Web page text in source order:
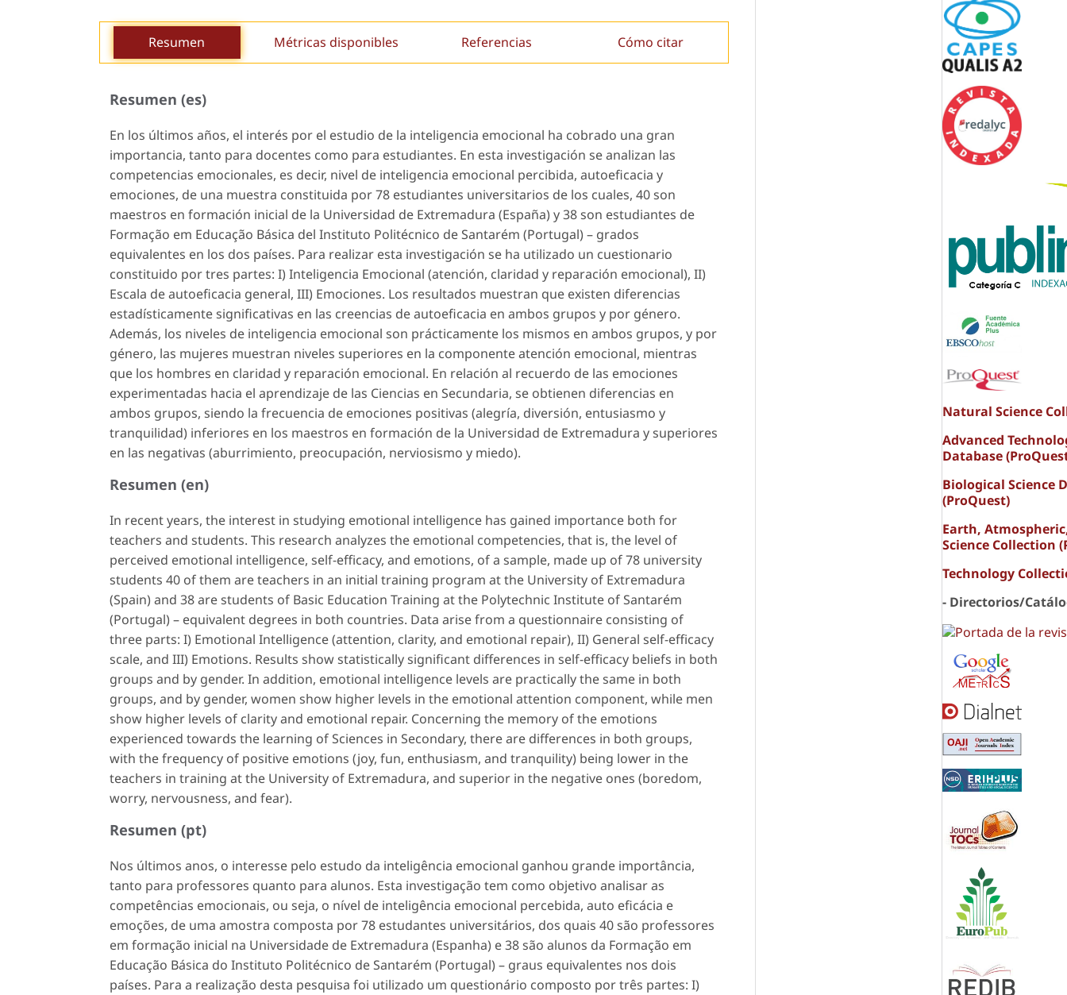
Resumen Métricas disponibles Referencias Cómo citar
Resumen (es)
En los últimos años, el interés por el estudio de la inteligencia emocional ha cobrado una gran
importancia, tanto para docentes como para estudiantes. En esta investigación se analizan las
competencias emocionales, es decir, nivel de inteligencia emocional percibida, autoeficacia y
emociones, de una muestra constituida por 78 estudiantes universitarios de los cuales, 40 son
maestros en formación inicial de la Universidad de Extremadura (España) y 38 son estudiantes de
Formação em Educação Básica del Instituto Politécnico de Santarém (Portugal) – grados
equivalentes en los dos países. Para realizar esta investigación se ha utilizado un cuestionario
constituido por tres partes: I) Inteligencia Emocional (atención, claridad y reparación emocional), II)
Escala de autoeficacia general, III) Emociones. Los resultados muestran que existen diferencias
estadísticamente significativas en las creencias de autoeficacia en ambos grupos y por género.
Además, los niveles de inteligencia emocional son prácticamente los mismos en ambos grupos, y por
género, las mujeres muestran niveles superiores en la componente atención emocional, mientras
que los hombres en claridad y reparación emocional. En relación al recuerdo de las emociones
experimentadas hacia el aprendizaje de las Ciencias en Secundaria, se obtienen diferencias en
ambos grupos, siendo la frecuencia de emociones positivas (alegría, diversión, entusiasmo y
tranquilidad) inferiores en los maestros en formación de la Universidad de Extremadura y superiores
en las negativas (aburrimiento, preocupación, nerviosismo y miedo).
Resumen (en)
In recent years, the interest in studying emotional intelligence has gained importance both for
teachers and students. This research analyzes the emotional competencies, that is, the level of
perceived emotional intelligence, self-efficacy, and emotions, of a sample, made up of 78 university
students 40 of them are teachers in an initial training program at the University of Extremadura
(Spain) and 38 are students of Basic Education Training at the Polytechnic Institute of Santarém
(Portugal) – equivalent degrees in both countries. Data arise from a questionnaire consisting of
three parts: I) Emotional Intelligence (attention, clarity, and emotional repair), II) General self-efficacy
scale, and III) Emotions. Results show statistically significant differences in self-efficacy beliefs in both
groups and by gender. In addition, emotional intelligence levels are practically the same in both
groups, and by gender, women show higher levels in the emotional attention component, while men
show higher levels of clarity and emotional repair. Concerning the memory of the emotions
experienced towards the learning of Sciences in Secondary, there are differences in both groups,
with the frequency of positive emotions (joy, fun, enthusiasm, and tranquility) being lower in the
teachers in training at the University of Extremadura, and superior in the negative ones (boredom,
worry, nervousness, and fear).
Resumen (pt)
Nos últimos anos, o interesse pelo estudo da inteligência emocional ganhou grande importância,
tanto para professores quanto para alunos. Esta investigação tem como objetivo analisar as
competências emocionais, ou seja, o nível de inteligência emocional percebida, auto eficácia e
emoções, de uma amostra composta por 78 estudantes universitários, dos quais 40 são professores
em formação inicial na Universidade de Extremadura (Espanha) e 38 são alunos da Formação em
Educação Básica do Instituto Politécnico de Santarém (Portugal) – graus equivalentes nos dois
países. Para a realização desta pesquisa foi utilizado um questionário composto por três partes: I)
Natural Science
Advanced
Database
Biological Science
(ProQuest)
Earth,
Science Collection
Technology
- Directorios/